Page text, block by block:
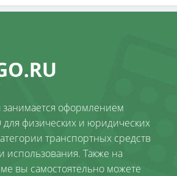
оформлением
физических и юридических
транспортных средств
Также на
вы самостоятельно можете